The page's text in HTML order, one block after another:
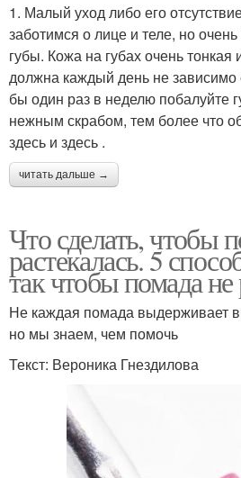
1. Малый уход либо его
заботимся о лице и теле, но
губы. Кожа на губах очень тонкая
должна каждый день не зависимо
бы один раз в неделю побалуйте
нежным скрабом, тем более что
здесь и здесь .
читать дальше →
Что сделать, чтобы
растекалась. 5
так чтобы помада не
Не каждая помада выдерживает
но мы знаем, чем помочь
Текст: Вероника Гнездилова